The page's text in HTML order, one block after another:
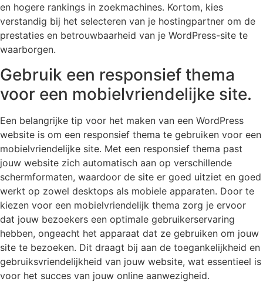
en hogere rankings in zoekmachines. Kortom, kies
verstandig bij het selecteren van je hostingpartner om de
prestaties en betrouwbaarheid van je WordPress-site te
waarborgen.
Gebruik een responsief thema
voor een mobielvriendelijke site.
Een belangrijke tip voor het maken van een WordPress
website is om een responsief thema te gebruiken voor een
mobielvriendelijke site. Met een responsief thema past
jouw website zich automatisch aan op verschillende
schermformaten, waardoor de site er goed uitziet en goed
werkt op zowel desktops als mobiele apparaten. Door te
kiezen voor een mobielvriendelijk thema zorg je ervoor
dat jouw bezoekers een optimale gebruikerservaring
hebben, ongeacht het apparaat dat ze gebruiken om jouw
site te bezoeken. Dit draagt bij aan de toegankelijkheid en
gebruiksvriendelijkheid van jouw website, wat essentieel is
voor het succes van jouw online aanwezigheid.